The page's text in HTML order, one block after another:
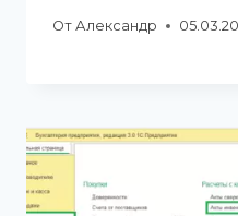
От Александр